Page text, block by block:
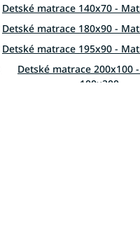
i
e
p
r
v
k
Detské matrace 140x70 -
Detské matrace 180x90 -
Detské matrace 195x90 -
Detské matrace 200x100
100x200